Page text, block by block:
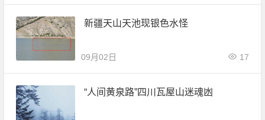
新疆天山天池现银色水怪
09月02日 17
“人间黄泉路”四川瓦屋山迷魂凼